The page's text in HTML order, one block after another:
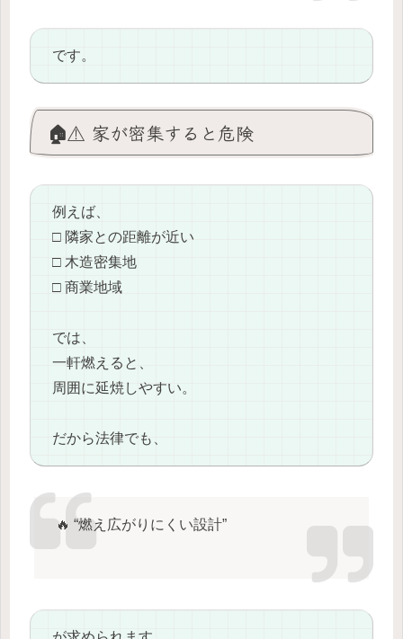
です。
🏠⚠️ 家が密集すると危険
例えば、
□ 隣家との距離が近い
□ 木造密集地
□ 商業地域
では、
一軒燃えると、
周囲に延焼しやすい。
だから法律でも、
🔥 “燃え広がりにくい設計”